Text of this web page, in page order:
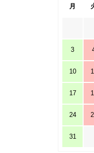
月
3
10
17
24
31